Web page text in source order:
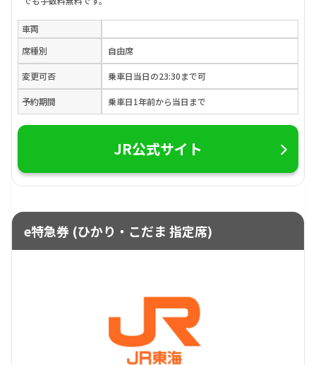
車両
席種別
自由席
変更可否 乗車日当日の23:30まで可
予約期間 乗車日1年前から当日まで
JR公式サイト
e特急券 (ひかり・こだま 指定席)